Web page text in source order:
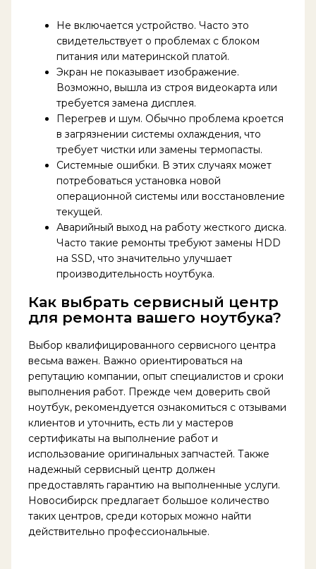
Не включается устройство. Часто это
свидетельствует о проблемах с блоком
питания или материнской платой.
Экран не показывает изображение.
Возможно, вышла из строя видеокарта или
требуется замена дисплея.
Перегрев и шум. Обычно проблема кроется
в загрязнении системы охлаждения, что
требует чистки или замены термопасты.
Системные ошибки. В этих случаях может
потребоваться установка новой
операционной системы или восстановление
текущей.
Аварийный выход на работу жесткого диска.
Часто такие ремонты требуют замены HDD
на SSD, что значительно улучшает
производительность ноутбука.
Как выбрать сервисный центр
для ремонта вашего ноутбука?
Выбор квалифицированного сервисного центра
весьма важен. Важно ориентироваться на
репутацию компании, опыт специалистов и сроки
выполнения работ. Прежде чем доверить свой
ноутбук, рекомендуется ознакомиться с отзывами
клиентов и уточнить, есть ли у мастеров
сертификаты на выполнение работ и
использование оригинальных запчастей. Также
надежный сервисный центр должен
предоставлять гарантию на выполненные услуги.
Новосибирск предлагает большое количество
таких центров, среди которых можно найти
действительно профессиональные.